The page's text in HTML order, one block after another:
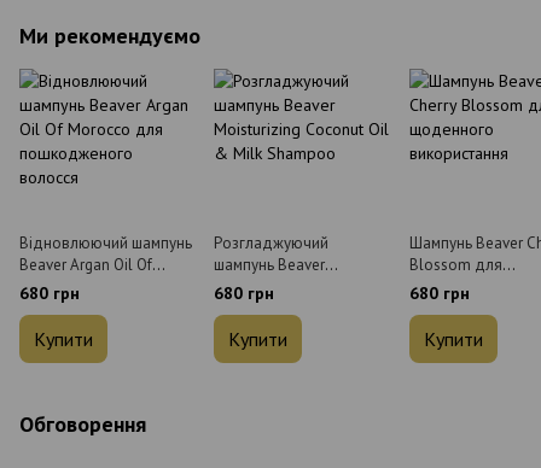
Ми рекомендуємо
Відновлюючий шампунь
Beaver Argan Oil Of
Morocco для
пошкодженого волосся
350 мл
680 грн
Купити
Розгладжуючий
шампунь Beaver
Moisturizing Coconut Oil
& Milk Shampoo 350 мл
680 грн
Купити
Шампунь Beaver
Blossom для
щоденного
використання
680 грн
Купити
Обговорення